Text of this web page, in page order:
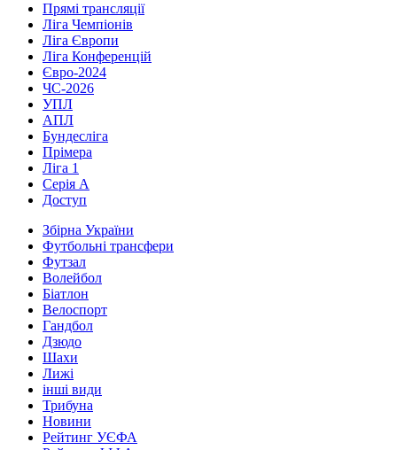
Прямі трансляції
Ліга Чемпіонів
Ліга Європи
Ліга Конференцій
Євро-2024
ЧС-2026
УПЛ
АПЛ
Бундесліга
Прімера
Ліга 1
Серія А
Доступ
Збірна України
Футбольні трансфери
Футзал
Волейбол
Біатлон
Велоспорт
Гандбол
Дзюдо
Шахи
Лижі
інші види
Трибуна
Новини
Рейтинг УЄФА